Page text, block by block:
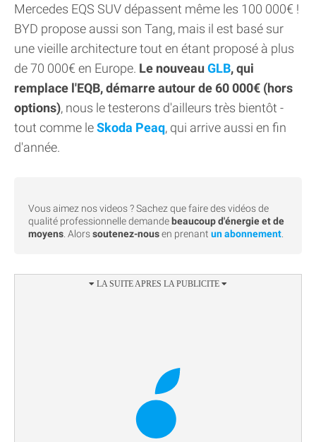
Mercedes EQS SUV dépassent même les 100 000€ !
BYD propose aussi son Tang, mais il est basé sur
une vieille architecture tout en étant proposé à plus
de 70 000€ en Europe. Le nouveau GLB, qui
remplace l'EQB, démarre autour de 60 000€ (hors
options), nous le testerons d'ailleurs très bientôt -
tout comme leSkoda Peaq, qui arrive aussi en fin
d'année.
Vous aimez nos videos ? Sachez que faire des vidéos de
qualité professionnelle demande beaucoup d'énergie et de
moyens . Alorssoutenez-nousen prenant un abonnement